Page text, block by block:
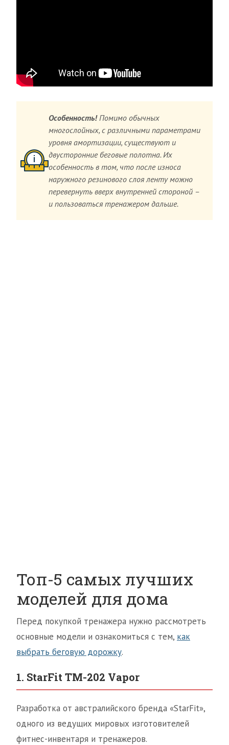
Особенность!Помимо обычных
многослойных, с различными параметрами
уровня амортизации, существуют и
двусторонние беговые полотна. Их
особенность в том, что после износа
наружного резинового слоя ленту можно
перевернуть вверх внутренней стороной –
и пользоваться тренажером дальше.
Топ-5 самых лучших
моделей для дома
Перед покупкой тренажера нужно рассмотреть
основные модели и ознакомиться с тем, как
выбрать беговую дорожку.
1. StarFit TM-202 Vapor
Разработка от австралийского бренда «StarFit»,
одного из ведущих мировых изготовителей
фитнес-инвентаря и тренажеров.